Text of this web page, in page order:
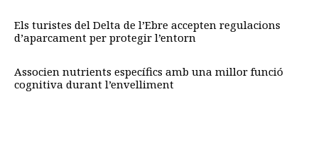
Els turistes del Delta de l’Ebre accepten regulacions
d’aparcament per protegir l’entorn
Associen nutrients específics amb una millor funció
cognitiva durant l’envelliment